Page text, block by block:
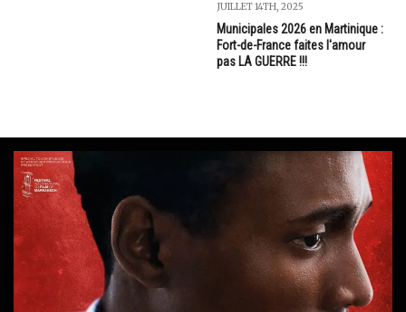
JUILLET 14TH, 2025
Municipales 2026 en Martinique :
Fort-de-France faites l'amour
pas LA GUERRE !!!